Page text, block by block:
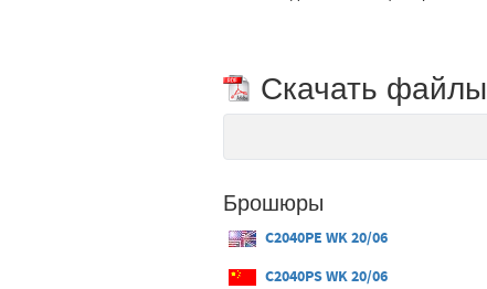
Скачать файлы
Брошюры
C2040PE WK 20/06
C2040PS WK 20/06